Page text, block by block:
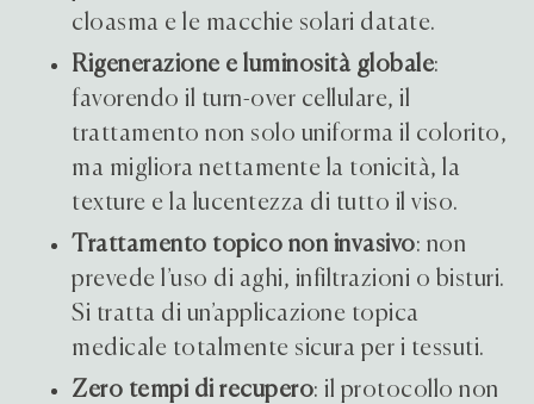
cloasma e le macchie solari datate.
Rigenerazione e luminosità globale:
favorendo il turn-over cellulare, il
trattamento non solo uniforma il colorito,
ma migliora nettamente la tonicità, la
texture e la lucentezza di tutto il viso.
Trattamento topico non invasivo: non
prevede l’uso di aghi, infiltrazioni o bisturi.
Si tratta di un’applicazione topica
medicale totalmente sicura per i tessuti.
Zero tempi di recupero: il protocollo non